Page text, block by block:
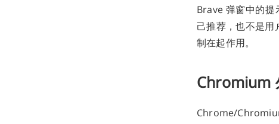
Brave 弹窗中的提
己推荐，也不是
制在起作用。
Chromium
Chrome/